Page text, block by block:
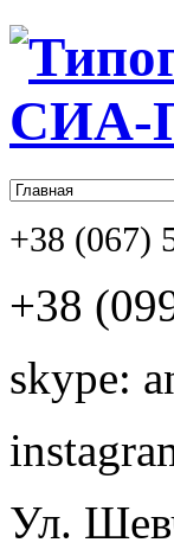
+38 (067)
+38
skype:
Ул.